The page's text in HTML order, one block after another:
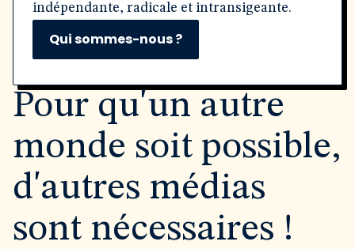
indépendante, radicale et intransigeante.
Qui sommes-nous ?
Pour qu'un autre
monde soit possible,
d'autres médias
sont nécessaires !